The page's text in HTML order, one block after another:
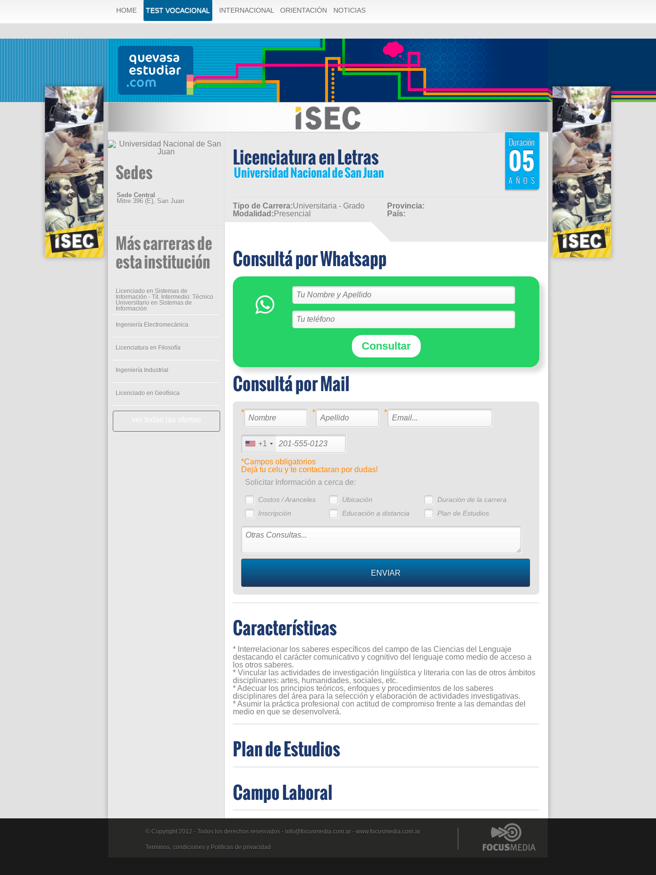
ERROR: SQLSTATE[42000]: Syntax error or access violation: 1055 Expression #1 of SELECT list is not in GROUP BY clause and contains nonaggregated column
'quevas_q83dbqve.tblOfertasCedes.id' which is not functionally dependent on columns in GROUP BY clause; this is incompatible with sql_mode=only_full_group_by
HOME TEST VOCACIONAL INTERNACIONAL ORIENTACIÓN NOTICIAS
Sedes
Sede Central
Mitre 396 (E), San Juan
Más carreras de
esta institución
Licenciado en Sistemas de
Información - Tít. Intermedio: Técnico
Universitario en Sistemas de
Información
Ingeniería Electromecánica
Licenciatura en Filosofía
Ingeniería Industrial
Licenciado en Geofísica
Duración
05
AÑOS
Licenciatura en Letras
Universidad Nacional de San Juan
Tipo de Carrera:Universitaria - Grado
Modalidad: Presencial
Provincia:
País:
Consultá por Whatsapp
Consultar
Consultá por Mail
* * *
+1
*Campos obligatorios
Dejá tu celu y te contactaran por dudas!
Solicitar Información a cerca de:
Costos / Aranceles Ubicación
Duración de la carrera
Inscripción
Educación a distancia Plan de Estudios
Características
* Interrelacionar los saberes específicos del campo de las Ciencias del Lenguaje
destacando el carácter comunicativo y cognitivo del lenguaje como medio de acceso a
los otros saberes.
* Vincular las actividades de investigación lingüística y literaria con las de otros ámbitos
disciplinares: artes, humanidades, sociales, etc.
* Adecuar los principios teóricos, enfoques y procedimientos de los saberes
disciplinares del área para la selección y elaboración de actividades investigativas.
* Asumir la práctica profesional con actitud de compromiso frente a las demandas del
medio en que se desenvolverá.
Plan de Estudios
Campo Laboral
© Copyright 2012 - Todos los derechos reservados - info@focusmedia.com.ar - www.focusmedia.com.ar
Terminos, condiciones y Politicas de privacidad